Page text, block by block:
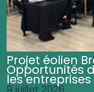
Projet éolien
Opportunités
les